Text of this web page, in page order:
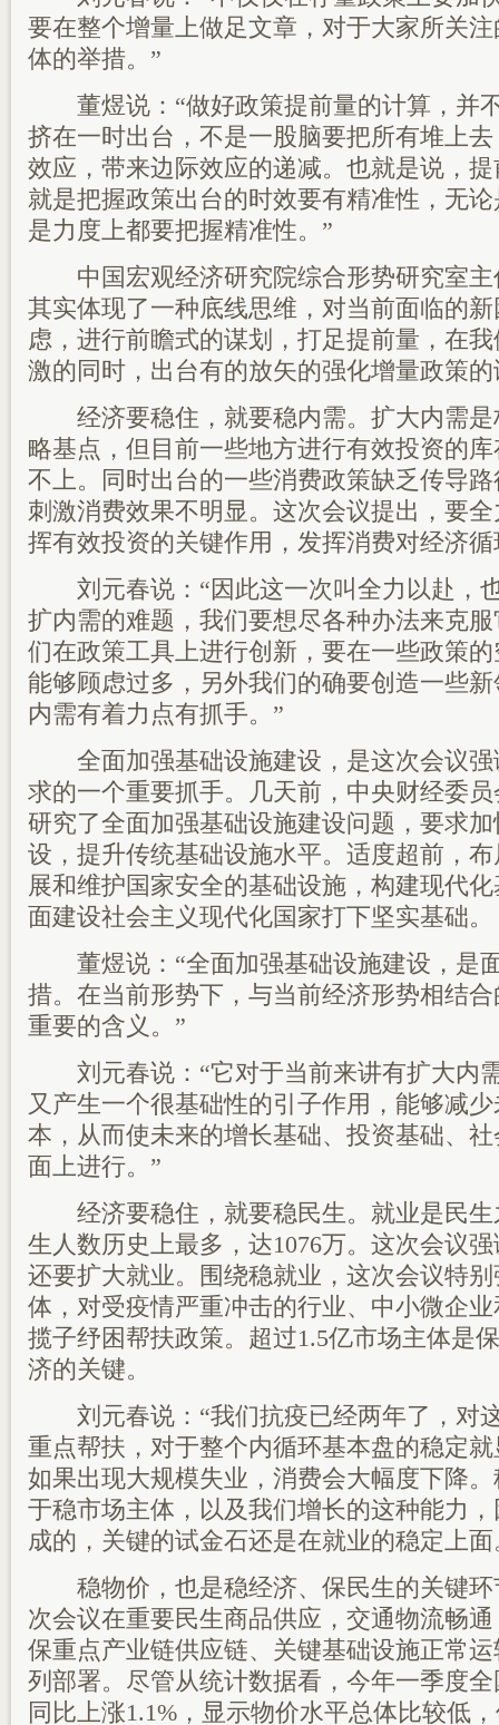
要在整个增量上做足文章，对于大家所关
体的举措。”
董煜说：“做好政策提前量的计算，并
挤在一时出台，不是一股脑要把所有堆上
效应，带来边际效应的递减。也就是说，
就是把握政策出台的时效要有精准性，无
是力度上都要把握精准性。”
中国宏观经济研究院综合形势研究室主
其实体现了一种底线思维，对当前面临的
虑，进行前瞻式的谋划，打足提前量，在
激的同时，出台有的放矢的强化增量政策的
经济要稳住，就要稳内需。扩大内需是
略基点，但目前一些地方进行有效投资的
不上。同时出台的一些消费政策缺乏传导
刺激消费效果不明显。这次会议提出，要
挥有效投资的关键作用，发挥消费对经济
刘元春说：“因此这一次叫全力以赴，
扩内需的难题，我们要想尽各种办法来克
们在政策工具上进行创新，要在一些政策
能够顾虑过多，另外我们的确要创造一些
内需有着力点有抓手。”
全面加强基础设施建设，是这次会议强
求的一个重要抓手。几天前，中央财经委
研究了全面加强基础设施建设问题，要求
设，提升传统基础设施水平。适度超前，
展和维护国家安全的基础设施，构建现代
面建设社会主义现代化国家打下坚实基础。
董煜说：“全面加强基础设施建设，是
措。在当前形势下，与当前经济形势相结
重要的含义。”
刘元春说：“它对于当前来讲有扩大内
又产生一个很基础性的引子作用，能够减
本，从而使未来的增长基础、投资基础、
面上进行。”
经济要稳住，就要稳民生。就业是民生
生人数历史上最多，达1076万。这次会议
还要扩大就业。围绕稳就业，这次会议特
体，对受疫情严重冲击的行业、中小微企
揽子纾困帮扶政策。超过1.5亿市场主体是
济的关键。
刘元春说：“我们抗疫已经两年了，对
重点帮扶，对于整个内循环基本盘的稳定
如果出现大规模失业，消费会大幅度下降
于稳市场主体，以及我们增长的这种能力
成的，关键的试金石还是在就业的稳定上面
稳物价，也是稳经济、保民生的关键环
次会议在重要民生商品供应，交通物流畅
保重点产业链供应链、关键基础设施正常
列部署。尽管从统计数据看，今年一季度
同比上涨1.1%，显示物价水平总体比较低